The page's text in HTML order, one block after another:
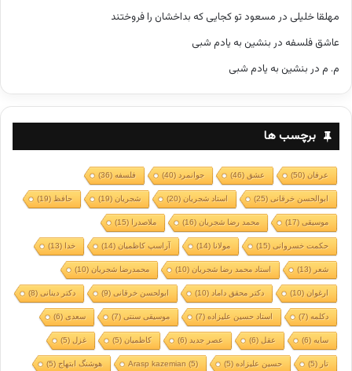
مهلقا خلیلی در مسعود تو کجایی که بداخشان را فروختند
عاشق فلسفه در بنشین به یادم شبی
م. م در بنشین به یادم شبی
برچسب ها
عرفان(50) عشق (46) جوانمرد (40) فلسفه(36)
ابوالحسن خرقانی(25) استاد شجریان(20) شجریان(19) حافظ (19)
موسیقی(17) محمد رضا شجریان(16) ملاصدرا (15)
حکمت خسروانی(15) مولانا (14) آراسپ کاظمیان(14) خدا (13)
شعر (13) استاد محمد رضا شجریان(10) محمدرضا شجریان(10)
ارغوان(10) دکتر محقق داماد (10) ابولحسن خرقانی(9) دکتر دینانی(8)
دکلمه(7) استاد حسین علیزاده(7) موسیقی سنتی(7) سعدی(6)
سایه(6) عقل (6) عصر جدید (6) کاظمیان(5) غزل (5)
تار (5) حسین علیزاده(5)
Arasp kazemian (5) هوشنگ ابتهاج(5)